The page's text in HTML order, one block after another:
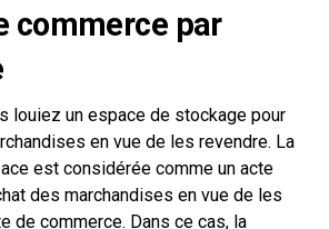
commerce par
louiez un espace de stockage pour
en vue de les revendre. La
est considérée comme un acte
des marchandises en vue de les
de commerce. Dans ce cas, la